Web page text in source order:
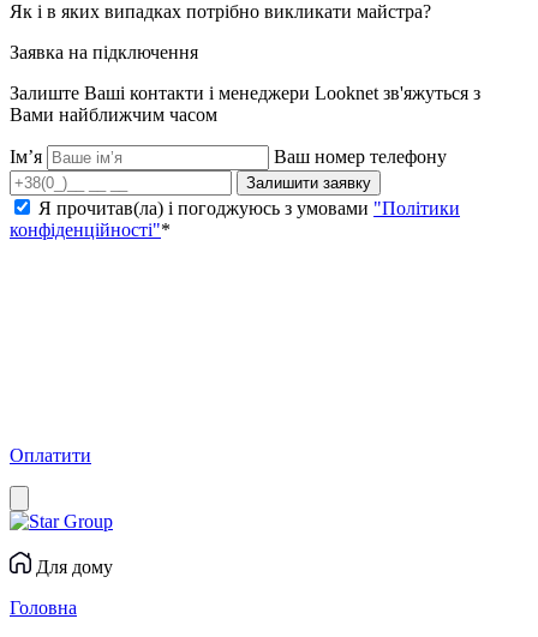
Як і в яких випадках потрібно викликати майстра?
Заявка на підключення
Залиште Ваші контакти і менеджери Looknet зв'яжуться з
Вами найближчим часом
Ім’я Ваш номер телефону
Залишити заявку
Я прочитав(ла) і погоджуюсь з умовами "Політики
конфіденційності"*
Оплатити
Для дому
Головна